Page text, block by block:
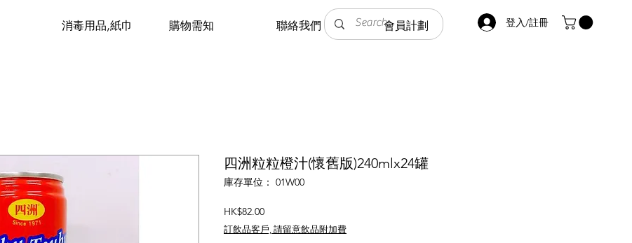
登入/註冊
消毒用品,紙巾 購物需知 聯絡我們 會員計劃
四洲粒粒橙汁(懷舊版)240mlx24罐
庫存單位： 01W00
HK$82.00價
格
訂飲品客戶, 請留意飲品附加費